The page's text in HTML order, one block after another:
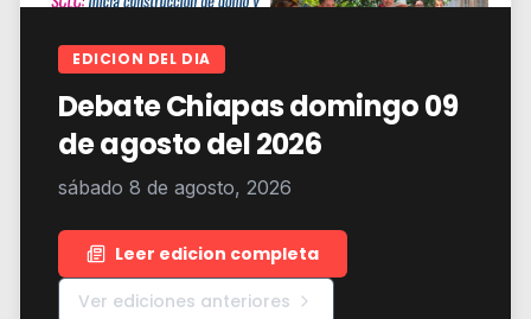
EDICION DEL DIA
Debate Chiapas domingo 09
de agosto del 2026
sábado 8 de agosto, 2026
Leer edicion completa
Ver ediciones anteriores